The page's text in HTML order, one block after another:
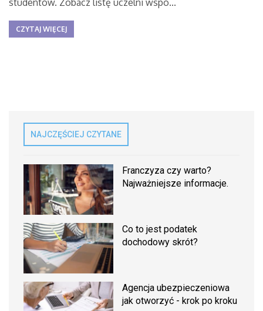
studentów. Zobacz listę uczelni wspó...
CZYTAJ WIĘCEJ
NAJCZĘŚCIEJ CZYTANE
Franczyza czy warto?
Najważniejsze informacje.
Co to jest podatek
dochodowy skrót?
Agencja ubezpieczeniowa
jak otworzyć - krok po kroku